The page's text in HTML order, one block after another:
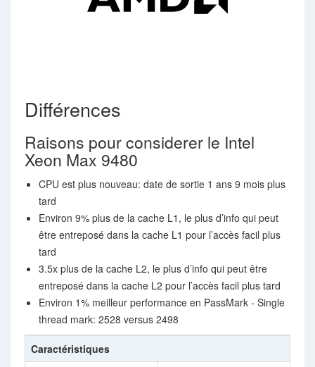
Différences
Raisons pour considerer le Intel
Xeon Max 9480
CPU est plus nouveau: date de sortie 1 ans 9 mois plus
tard
Environ 9% plus de la cache L1, le plus d’info qui peut
être entreposé dans la cache L1 pour l’accès facil plus
tard
3.5x plus de la cache L2, le plus d’info qui peut être
entreposé dans la cache L2 pour l’accès facil plus tard
Environ 1% meilleur performance en PassMark - Single
thread mark: 2528 versus 2498
Caractéristiques